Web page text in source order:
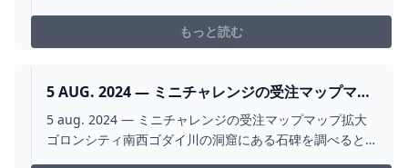
https://twitter.com/ikaretakosuke☆サブチャンネル
https://www.youtube.com/ch...
もっと読む
5 AUG. 2024 — ミニチャレンジの受注マップマッ
プ拡大ゴロンシティ南西ゴダイ川の洞窟にある石
碑を調べると『ラムダの財宝 2024
5 aug. 2024 — ミニチャレンジの受注マップマップ拡大
ゴロンシティ南西ゴダイ川の洞窟にある石碑を調べると